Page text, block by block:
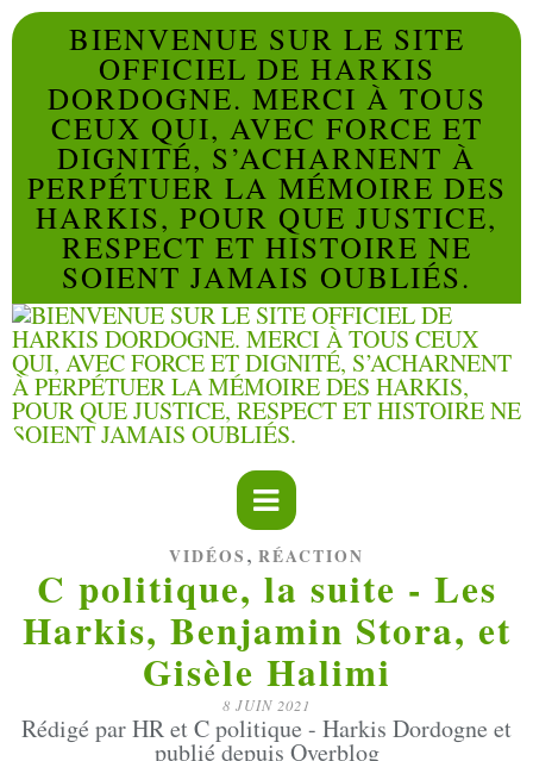
BIENVENUE SUR LE SITE
OFFICIEL DE HARKIS
DORDOGNE. MERCI À TOUS
CEUX QUI, AVEC FORCE ET
DIGNITÉ, S’ACHARNENT À
PERPÉTUER LA MÉMOIRE DES
HARKIS, POUR QUE JUSTICE,
RESPECT ET HISTOIRE NE
SOIENT JAMAIS OUBLIÉS.
VIDÉOS , RÉACTION
C politique, la suite - Les
Harkis, Benjamin Stora, et
Gisèle Halimi
8 JUIN 2021
Rédigé par HR et C politique - Harkis Dordogne et
publié depuis Overblog